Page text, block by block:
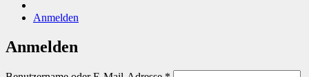
Anmelden
Anmelden